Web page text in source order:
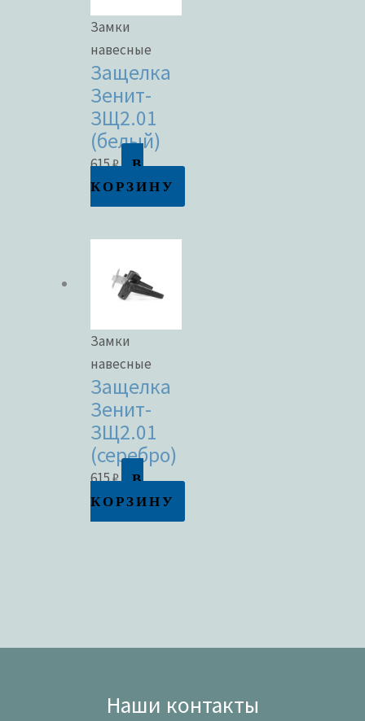
Замки
навесные
Защелка
Зенит-
ЗЩ2.01
(белый)
615₽
В
КОРЗИНУ
Замки
навесные
Защелка
Зенит-
ЗЩ2.01
(серебро)
615₽
В
КОРЗИНУ
Наши контакты